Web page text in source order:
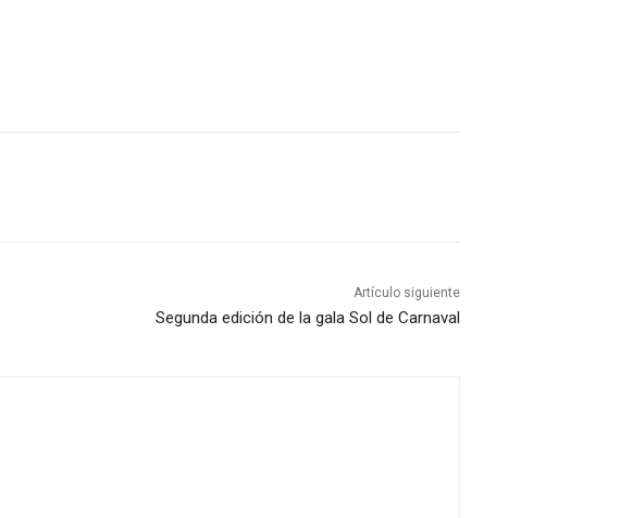
Artículo siguiente
Segunda edición de la gala Sol de Carnaval